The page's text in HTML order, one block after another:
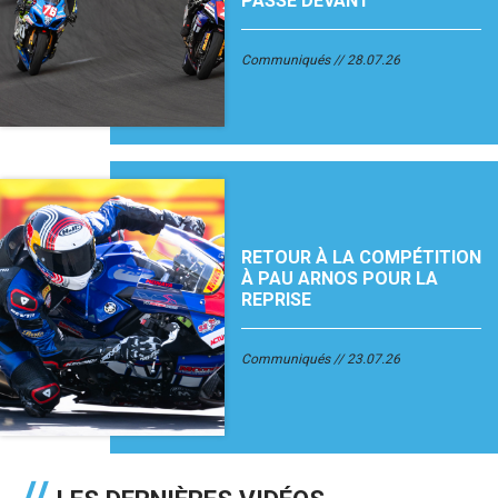
Communiqués 28.07.26
RETOUR À LA COMPÉTITION
À PAU ARNOS POUR LA
REPRISE
Communiqués 23.07.26